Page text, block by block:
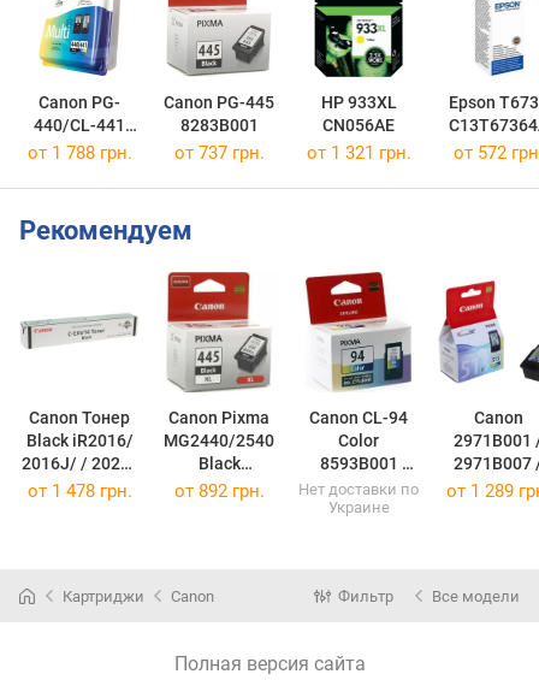
Canon PG-
440/CL-441
MULTI
Canon PG-445
8283B001
HP 933XL
CN056AE
Epson
от 1 788 грн. от 737 грн. от 1 321 грн. от 572
Рекомендуем
Canon Тонер
Black iR2016/
2016J/ / 2020/
2022/ 2025/
(C-EXV14)
Canon Pixma
MG2440/2540
Black
(8282B001)
Canon CL-94
Color
(8593B001)
Canon
2971B001
2971B007
2971B005
от 1 478 грн. от 892 грн.
Нет доставки по
Украине
от 1 289
Картриджи Canon Фильтр Все модели
Полная версия сайта